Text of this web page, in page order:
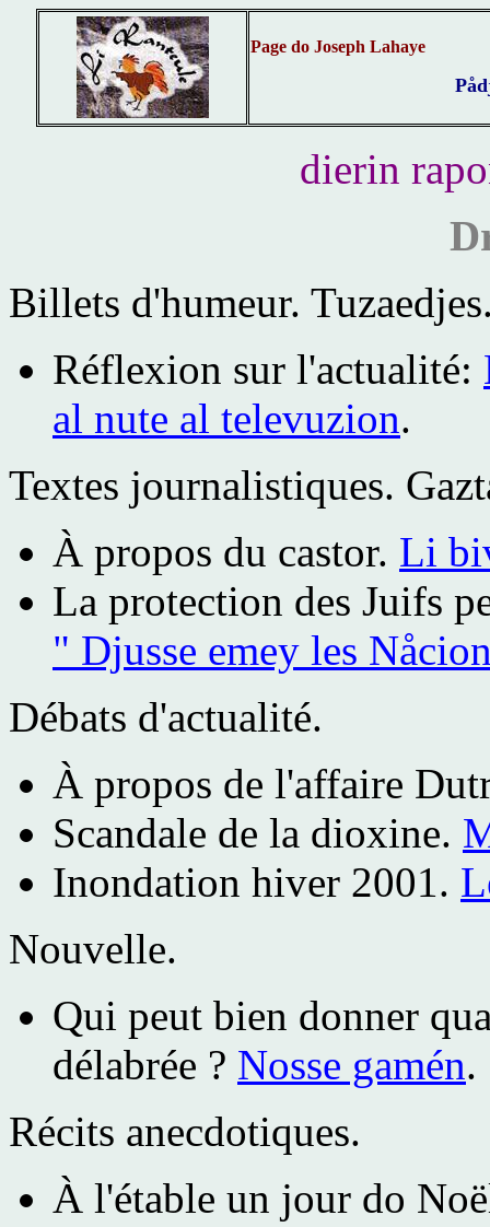
Page do Joseph Lahaye
dierin
Billets d'humeur.
Réflexion sur l'actualité:
al nute al televuzion.
Textes journalistiques.
À propos du castor. Li
La protection des Juifs
" Djusse emey les
Débats d'actualité.
À propos de l'affaire
Scandale de la dioxine.
Inondation hiver 2001.
Nouvelle.
Qui peut bien donner
délabrée ? Nosse gamén.
Récits anecdotiques.
À l'étable un jour do